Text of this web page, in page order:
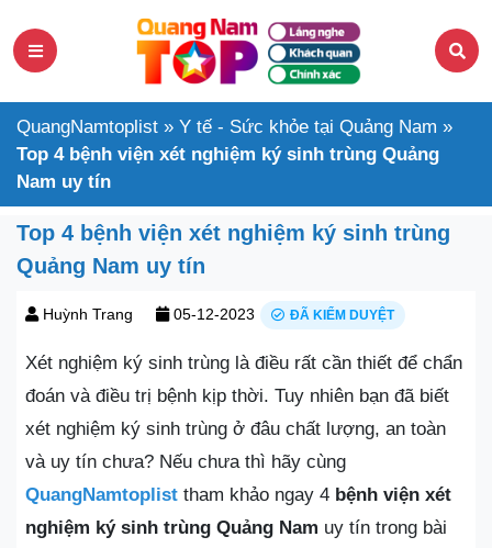
QuangNamtoplist » Y tế - Sức khỏe tại Quảng Nam »
Top 4 bệnh viện xét nghiệm ký sinh trùng Quảng
Nam uy tín
Top 4 bệnh viện xét nghiệm ký sinh trùng
Quảng Nam uy tín
Huỳnh Trang 05-12-2023 ĐÃ KIỂM DUYỆT
Xét nghiệm ký sinh trùng là điều rất cần thiết để chẩn
đoán và điều trị bệnh kịp thời. Tuy nhiên bạn đã biết
xét nghiệm ký sinh trùng ở đâu chất lượng, an toàn
và uy tín chưa? Nếu chưa thì hãy cùng
QuangNamtoplist tham khảo ngay 4 bệnh viện xét
nghiệm ký sinh trùng Quảng Nam uy tín trong bài